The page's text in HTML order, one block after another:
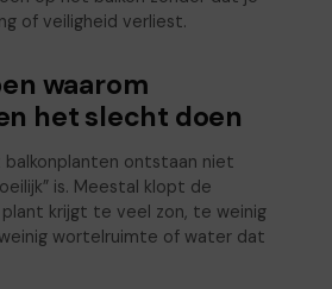
of veiligheid verliest.
waarom
het slecht doen
ontstaan niet
is. Meestal klopt de
krijgt te veel zon, te weinig
wortelruimte of water dat